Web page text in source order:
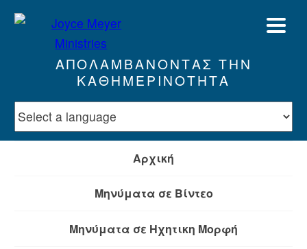
ΑΠΟΛΑΜΒΆΝΟΝΤΑΣ ΤΗΝ
ΚΑΘΗΜΕΡΙΝΌΤΗΤΑ
Αρχική
Μηνύματα σε Βίντεο
Μηνύματα σε Ηχητικη Μορφή